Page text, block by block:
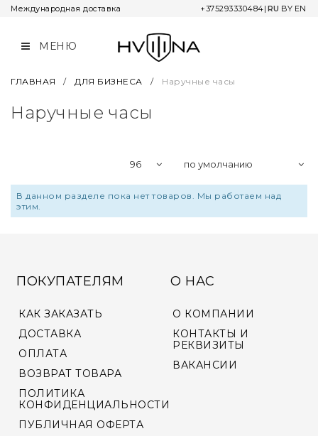
Международная доставка +375293330484| RU BY EN
МЕНЮ
ГЛАВНАЯ / ДЛЯ БИЗНЕСА / Наручные часы
Наручные часы
В данном разделе пока нет товаров. Мы работаем над
этим.
ПОКУПАТЕЛЯМ
КАК ЗАКАЗАТЬ
ДОСТАВКА
ОПЛАТА
ВОЗВРАТ ТОВАРА
ПОЛИТИКА
КОНФИДЕНЦИАЛЬНОСТИ
ПУБЛИЧНАЯ ОФЕРТА
О НАС
О КОМПАНИИ
КОНТАКТЫ И
РЕКВИЗИТЫ
ВАКАНСИИ
КОЛЛЕКЦИИ
L&MR
UNIVERSUM
TWELVE MINUTES
NARBUT
ADA
VYCINANKA
GREEN SCREEN
О КОМПАНИИ
КОНТАКТЫ И РЕКВИЗИТЫ
СОТРУДНИЧЕСТВО
КАК ЗАКАЗАТЬ
ГАРАНТИЯ И СЕРВИС
ОПЛАТА